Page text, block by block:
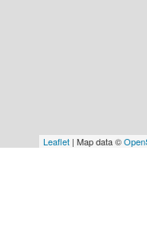
Leaflet| Map data ©